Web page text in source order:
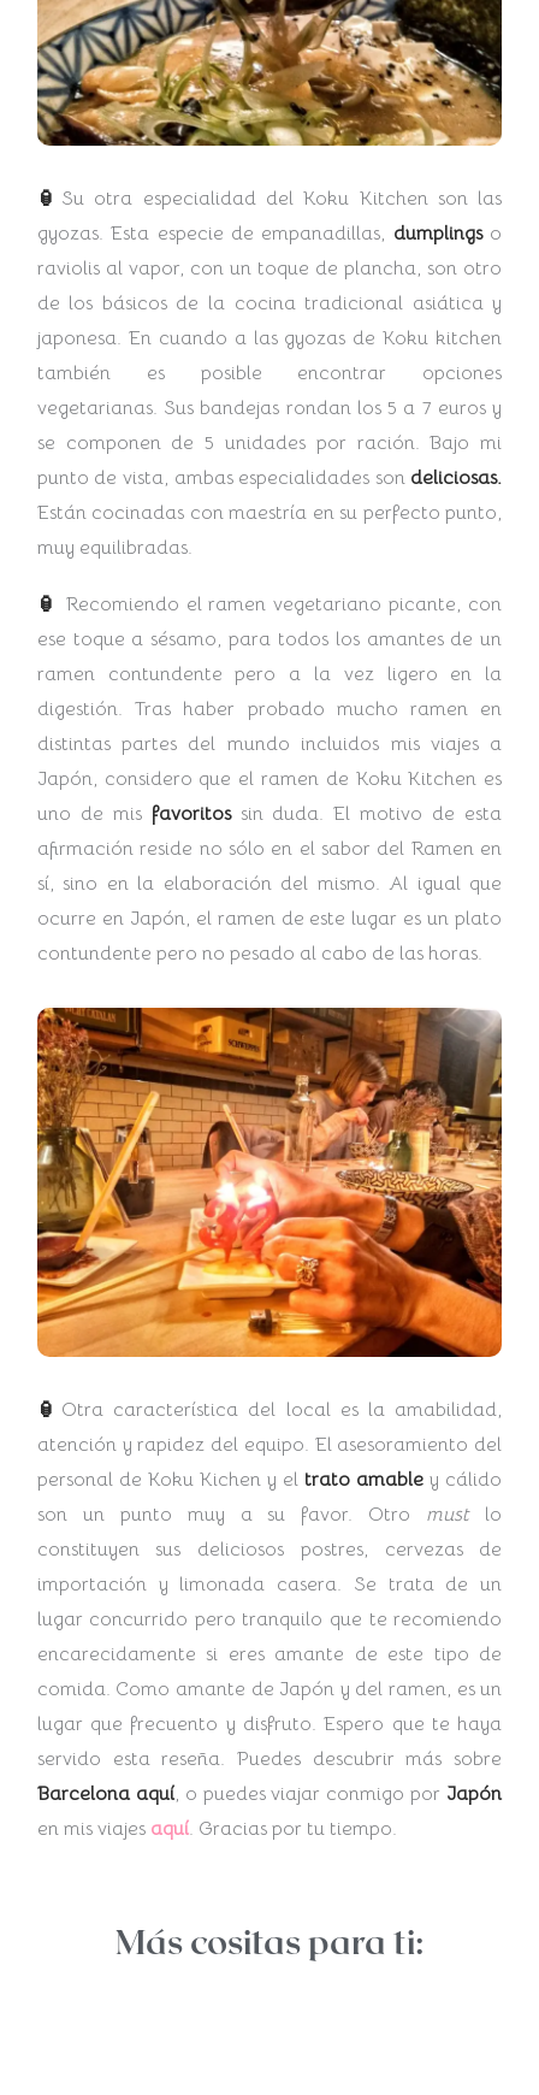
🏮 Su otra especialidad del Koku Kitchen son las
gyozas. Esta especie de empanadillas, dumplingso
raviolis al vapor, con un toque de plancha, son otro
de los básicos de la cocina tradicional asiática y
japonesa. En cuando a las gyozas de Koku kitchen
también es posible encontrar opciones
vegetarianas. Sus bandejas rondan los 5 a 7 euros y
se componen de 5 unidades por ración. Bajo mi
punto de vista, ambas especialidades son deliciosas.
Están cocinadas con maestría en su perfecto punto,
muy equilibradas.
🏮 Recomiendo el ramen vegetariano picante, con
ese toque a sésamo, para todos los amantes de un
ramen contundente pero a la vez ligero en la
digestión. Tras haber probado mucho ramen en
distintas partes del mundo incluidos mis viajes a
Japón, considero que el ramen de Koku Kitchen es
uno de mis favoritossin duda. El motivo de esta
afirmación reside no sólo en el sabor del Ramen en
sí, sino en la elaboración del mismo. Al igual que
ocurre en Japón, el ramen de este lugar es un plato
contundente pero no pesado al cabo de las horas.
🏮 Otra característica del local es la amabilidad,
atención y rapidez del equipo. El asesoramiento del
personal de Koku Kichen y el trato amable y cálido
son un punto muy a su favor. Otro mustlo
constituyen sus deliciosos postres, cervezas de
importación y limonada casera. Se trata de un
lugar concurrido pero tranquilo que te recomiendo
encarecidamente si eres amante de este tipo de
comida. Como amante de Japón y del ramen, es un
lugar que frecuento y disfruto. Espero que te haya
servido esta reseña. Puedes descubrir más sobre
Barcelona aquí, o puedes viajar conmigo por Japón
en mis viajes aquí. Gracias por tu tiempo.
Más cositas para ti: